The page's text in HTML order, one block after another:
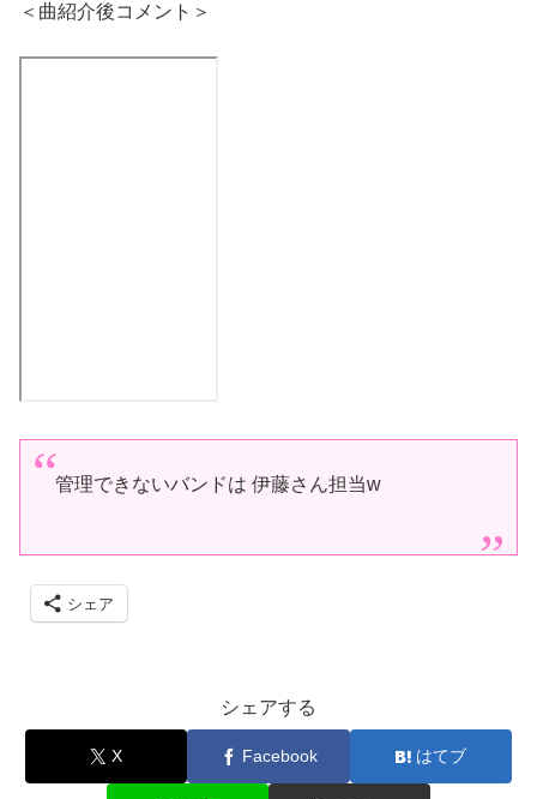
＜曲紹介後コメント＞
管理できないバンドは 伊藤さん担当w
シェア
シェアする
X Facebook はてブ